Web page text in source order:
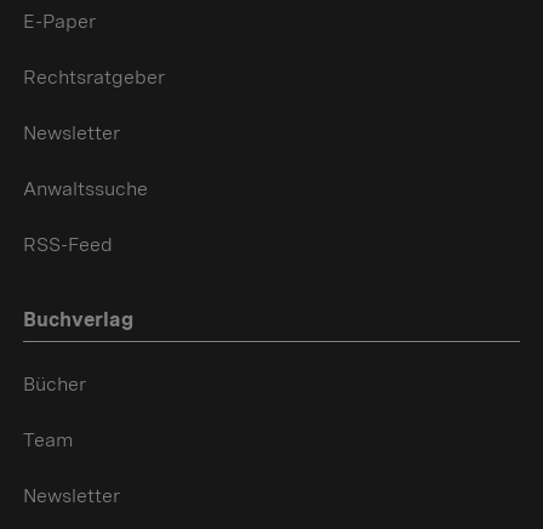
E-Paper
Rechtsratgeber
Newsletter
Anwaltssuche
RSS-Feed
Buchverlag
Bücher
Team
Newsletter